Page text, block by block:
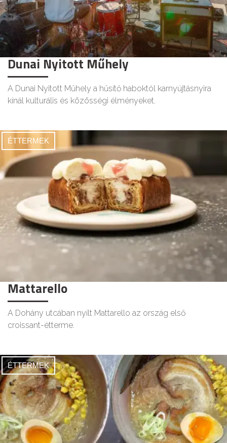
Dunai Nyitott Műhely
A Dunai Nyitott Műhely a hűsítő haboktól karnyújtásnyira
kínál kulturális és közösségi élményeket.
ÉTTERMEK
Mattarello
A Dohány utcában nyílt Mattarello az ország első
croissant-étterme.
ÉTTERMEK